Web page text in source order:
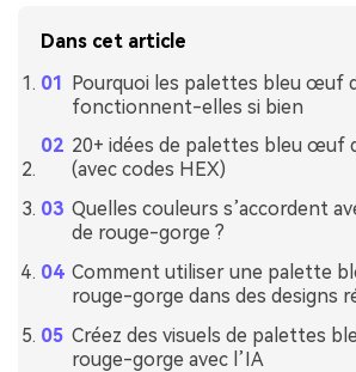
Dans cet article
Pourquoi les palettes bleu œuf
fonctionnent-elles si bien
20+ idées de palettes bleu œuf
(avec codes HEX)
Quelles couleurs s’accordent
de rouge-gorge ?
Comment utiliser une palette
rouge-gorge dans des designs
Créez des visuels de palettes
rouge-gorge avec l’IA